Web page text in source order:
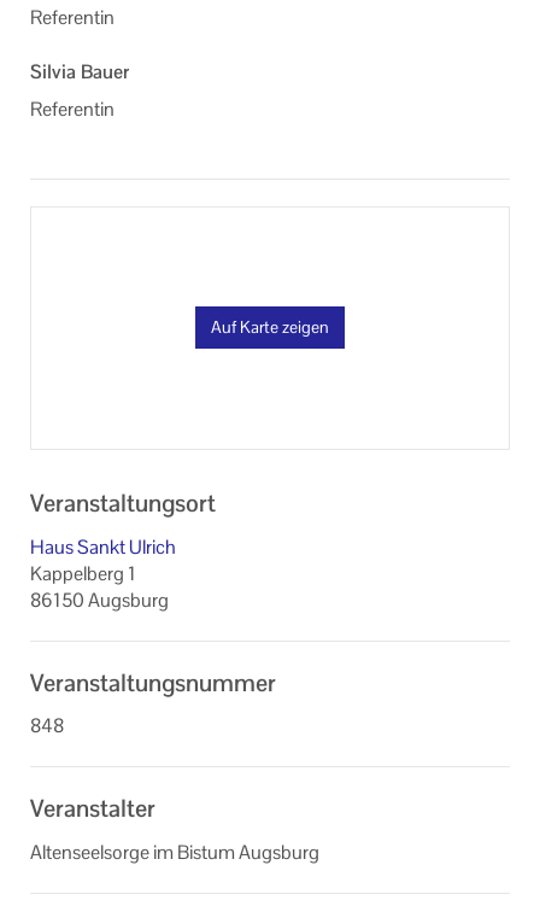
Referentin
Silvia Bauer
Referentin
Auf Karte zeigen
Veranstaltungsort
Haus Sankt Ulrich
Kappelberg 1
86150 Augsburg
Veranstaltungsnummer
848
Veranstalter
Altenseelsorge im Bistum Augsburg